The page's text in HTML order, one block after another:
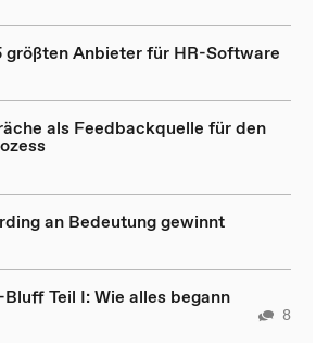
größten Anbieter für HR-Software
als Feedbackquelle für den
an Bedeutung gewinnt
Teil I: Wie alles begann
8